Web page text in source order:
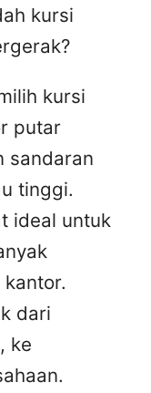
kursi
kursi
putar
sandaran
tinggi.
ideal untuk
dari
ke